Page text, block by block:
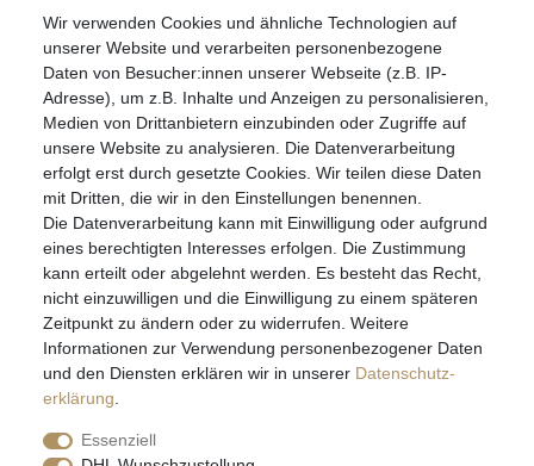
Wir verwenden Cookies und ähnliche Technologien auf
unserer Website und verarbeiten personenbezogene
Daten von Besucher:innen unserer Webseite (z.B. IP-
Adresse), um z.B. Inhalte und Anzeigen zu personalisieren,
Medien von Drittanbietern einzubinden oder Zugriffe auf
unsere Website zu analysieren. Die Datenverarbeitung
erfolgt erst durch gesetzte Cookies. Wir teilen diese Daten
mit Dritten, die wir in den Einstellungen benennen.
Die Datenverarbeitung kann mit Einwilligung oder aufgrund
eines berechtigten Interesses erfolgen. Die Zustimmung
kann erteilt oder abgelehnt werden. Es besteht das Recht,
nicht einzuwilligen und die Einwilligung zu einem späteren
Zeitpunkt zu ändern oder zu widerrufen. Weitere
Informationen zur Verwendung personenbezogener Daten
und den Diensten erklären wir in unserer Daten­schutz­
erklärung
Essenziell
07051-9608828
info@schmuckador.de
Montag bis Freitag 8.30 – 12.00 Uhr und 13.30 bis 17.30 Uhr
Widerrufs­recht Widerrufs­formular Impressum
Daten­schutz­erklärung AGB
E-MAIL **
Hiermit bestätige ich, dass ich die